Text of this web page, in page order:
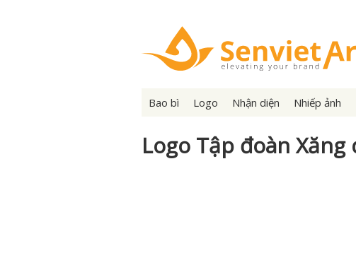
Bao bì Logo Nhận diện Nhiếp ảnh
Logo Tập đoàn